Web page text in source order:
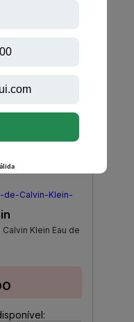
Klein Eau de
Klein Eau de